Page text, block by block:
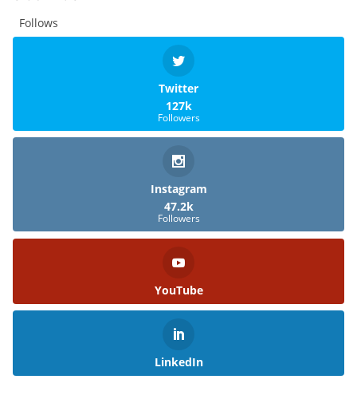
Follows
Twitter
127k
Followers
Instagram
47.2k
Followers
YouTube
LinkedIn